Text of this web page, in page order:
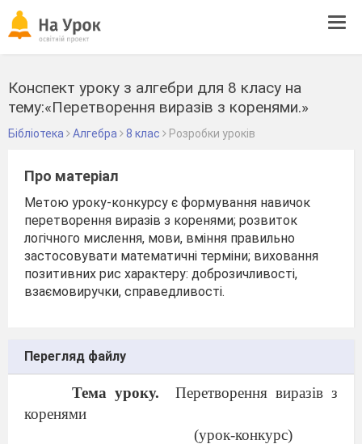
Конспект уроку з алгебри для 8 класу на
тему:«Перетворення виразів з коренями.»
Бібліотека Алгебра 8 клас Розробки уроків
Про матеріал
Метою уроку-конкурсу є формування навичок
перетворення виразів з коренями; розвиток
логічного мислення, мови, вміння правильно
застосовувати математичні терміни; виховання
позитивних рис характеру: доброзичливості,
взаємовиручки, справедливості.
Перегляд файлу
Тема уроку.
Перетворення виразів з
коренями
(урок-конкурс)